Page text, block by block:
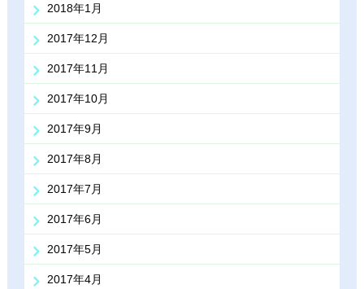
2018年1月
2017年12月
2017年11月
2017年10月
2017年9月
2017年8月
2017年7月
2017年6月
2017年5月
2017年4月